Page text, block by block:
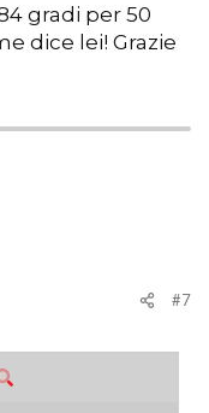
gradi per 50
dice lei! Grazie
#7